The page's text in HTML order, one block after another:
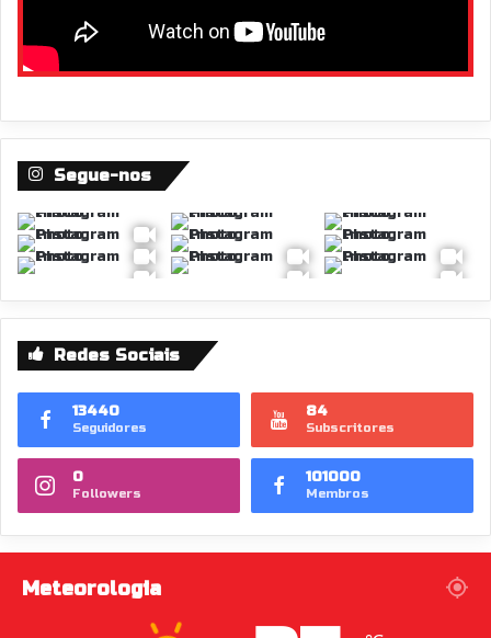
Segue-nos
Redes Sociais
13440
Seguidores
84
Subscritores
0
Followers
101000
Membros
Meteorologia